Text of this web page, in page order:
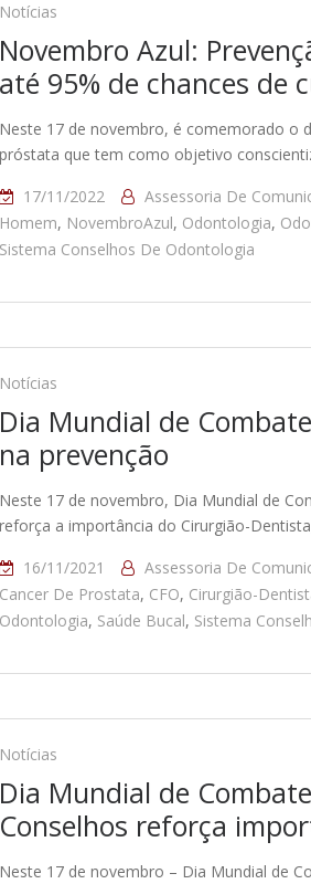
Notícias
Novembro Azul:
até 95% de chances de
Neste 17 de novembro, é comemorado o
próstata que tem como objetivo
17/11/2022
Assessoria De
Homem, NovembroAzul, Odontologia,
Sistema Conselhos De Odontologia
Notícias
Dia Mundial de
na prevenção
Neste 17 de novembro, Dia Mundial de
reforça a importância do Cirurgião-
16/11/2021
Assessoria De
Cancer De Prostata, CFO, Cirurgião-
Odontologia, Saúde Bucal, Sistema
Notícias
Dia Mundial de
Conselhos reforça
Neste 17 de novembro – Dia Mundial de